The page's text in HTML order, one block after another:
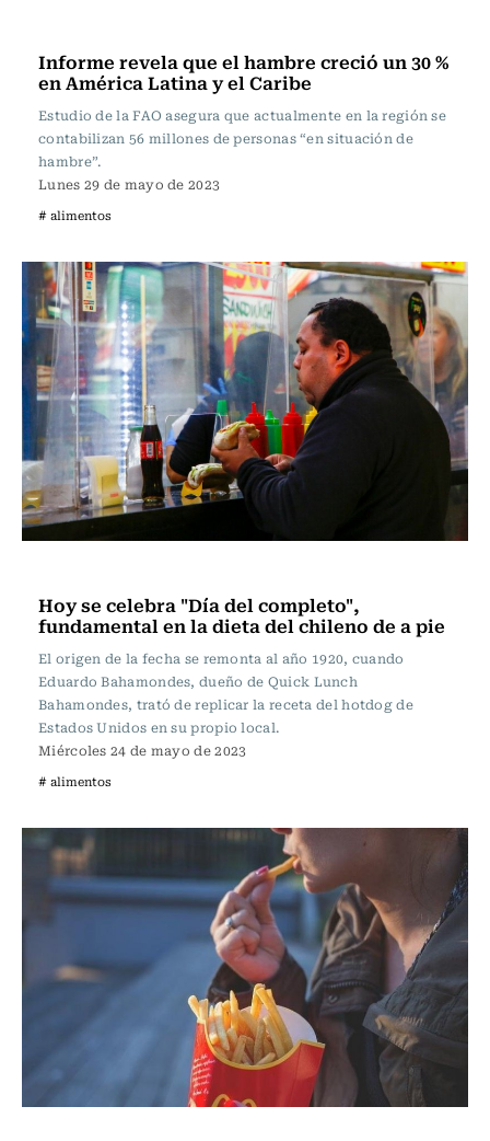
Informe revela que el hambre creció un 30 %
en América Latina y el Caribe
Estudio de la FAO asegura que actualmente en la región se
contabilizan 56 millones de personas “en situación de
hambre”.
Lunes 29 de mayo de 2023
# alimentos
Hoy se celebra "Día del completo",
fundamental en la dieta del chileno de a pie
El origen de la fecha se remonta al año 1920, cuando
Eduardo Bahamondes, dueño de Quick Lunch
Bahamondes, trató de replicar la receta del hotdog de
Estados Unidos en su propio local.
Miércoles 24 de mayo de 2023
# alimentos